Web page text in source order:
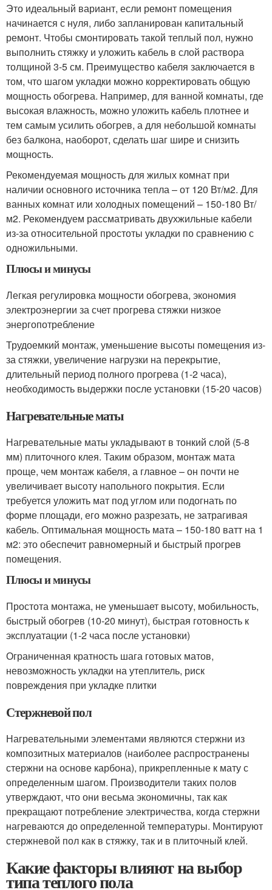
Это идеальный вариант, если ремонт помещения
начинается с нуля, либо запланирован капитальный
ремонт. Чтобы смонтировать такой теплый пол, нужно
выполнить стяжку и уложить кабель в слой раствора
толщиной 3-5 см. Преимущество кабеля заключается в
том, что шагом укладки можно корректировать общую
мощность обогрева. Например, для ванной комнаты, где
высокая влажность, можно уложить кабель плотнее и
тем самым усилить обогрев, а для небольшой комнаты
без балкона, наоборот, сделать шаг шире и снизить
мощность.
Рекомендуемая мощность для жилых комнат при
наличии основного источника тепла – от 120 Вт/м2. Для
ванных комнат или холодных помещений – 150-180 Вт/
м2. Рекомендуем рассматривать двухжильные кабели
из-за относительной простоты укладки по сравнению с
одножильными.
Плюсы и минусы
Легкая регулировка мощности обогрева, экономия
электроэнергии за счет прогрева стяжки низкое
энергопотребление
Трудоемкий монтаж, уменьшение высоты помещения из-
за стяжки, увеличение нагрузки на перекрытие,
длительный период полного прогрева (1-2 часа),
необходимость выдержки после установки (15-20 часов)
Нагревательные маты
Нагревательные маты укладывают в тонкий слой (5-8
мм) плиточного клея. Таким образом, монтаж мата
проще, чем монтаж кабеля, а главное – он почти не
увеличивает высоту напольного покрытия. Если
требуется уложить мат под углом или подогнать по
форме площади, его можно разрезать, не затрагивая
кабель. Оптимальная мощность мата – 150-180 ватт на 1
м2: это обеспечит равномерный и быстрый прогрев
помещения.
Плюсы и минусы
Простота монтажа, не уменьшает высоту, мобильность,
быстрый обогрев (10-20 минут), быстрая готовность к
эксплуатации (1-2 часа после установки)
Ограниченная кратность шага готовых матов,
невозможность укладки на утеплитель, риск
повреждения при укладке плитки
Стержневой пол
Нагревательными элементами являются стержни из
композитных материалов (наиболее распространены
стержни на основе карбона), прикрепленные к мату с
определенным шагом. Производители таких полов
утверждают, что они весьма экономичны, так как
прекращают потребление электричества, когда стержни
нагреваются до определенной температуры. Монтируют
стержневой пол как в стяжку, так и в плиточный клей.
Какие факторы влияют на выбор
типа теплого пола